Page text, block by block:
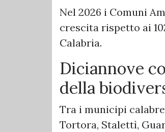
Nel 2026 i Comuni
crescita rispetto ai
Calabria.
Diciannove
della
Tra i municipi
Tortora, Stalettì,